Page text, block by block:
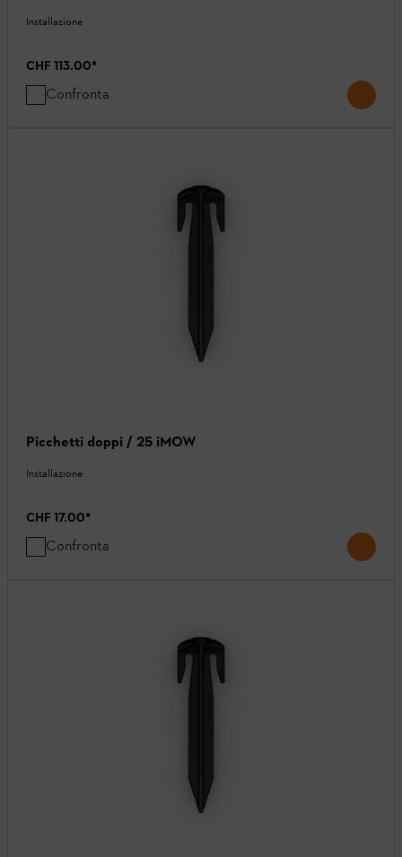
Installazione
CHF 113.00*
Confronta
Picchetti doppi / 25 iMOW
Installazione
CHF 17.00*
Confronta